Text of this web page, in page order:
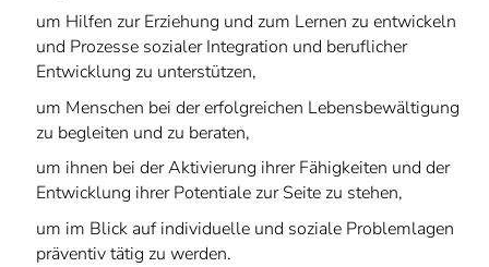
um Hilfen zur Erziehung und zum Lernen zu entwickeln
und Prozesse sozialer Integration und beruflicher
Entwicklung zu unterstützen,
um Menschen bei der erfolgreichen Lebensbewältigung
zu begleiten und zu beraten,
um ihnen bei der Aktivierung ihrer Fähigkeiten und der
Entwicklung ihrer Potentiale zur Seite zu stehen,
um im Blick auf individuelle und soziale Problemlagen
präventiv tätig zu werden.